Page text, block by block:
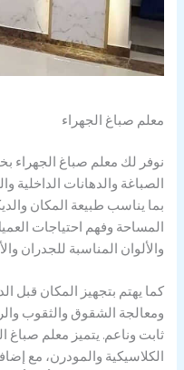
معلم صباغ الجهراء
نوفر لك معلم صباغ الجهراء
الصباغة والدهانات الداخلية
بما يناسب طبيعة المكان
المساحة وفهم احتياجات
والألوان المناسبة للجدران
كما يهتم بتجهيز المكان قبل
ومعالجة الشقوق والثقوب
ثابت وناعم. يتميز معلم صباغ
الكلاسيكية والمودرن، مع